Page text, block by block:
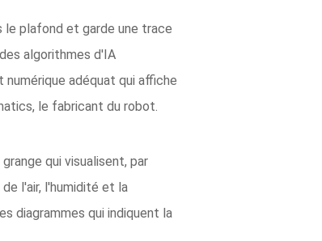
le plafond et garde une trace
algorithmes d'IA
adéquat qui affiche
le fabricant du robot.
qui visualisent, par
l'air, l'humidité et la
diagrammes qui indiquent la